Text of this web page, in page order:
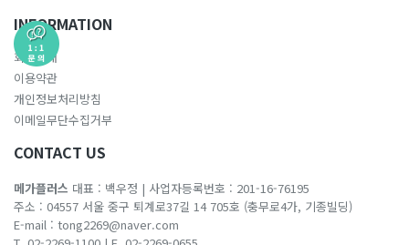
INFORMATION
회사소개
이용약관
개인정보처리방침
이메일무단수집거부
CONTACT US
메가플러스 대표 : 백우정 | 사업자등록번호 : 201-16-76195
주소 : 04557 서울 중구 퇴계로37길 14 705호 (충무로4가, 기종빌딩)
E-mail : tong2269@naver.com